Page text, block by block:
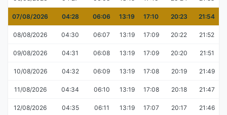
07/08/2026 04:28 06:06 13:19 17:10 20:23 21:54
08/08/2026 04:30 06:07 13:19 17:09 20:22 21:52
09/08/2026 04:31 06:08 13:19 17:09 20:20 21:51
10/08/2026 04:32 06:09 13:19 17:08 20:19 21:49
11/08/2026 04:34 06:10 13:19 17:08 20:18 21:47
12/08/2026 04:35 06:11 13:19 17:07 20:17 21:46